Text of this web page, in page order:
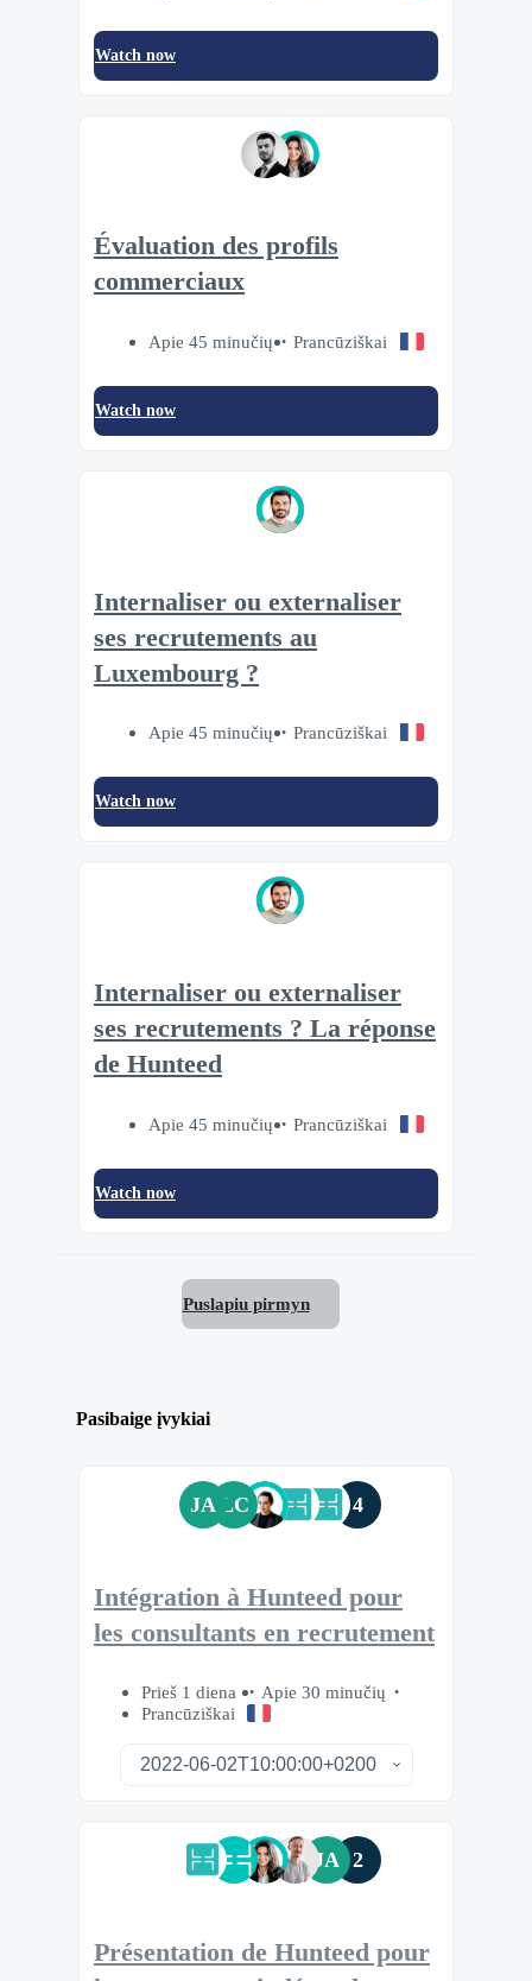
Watch now
Évaluation des profils
commerciaux
Apie 45 minučių Prancūziškai
Watch now
Internaliser ou externaliser
ses recrutements au
Luxembourg ?
Apie 45 minučių Prancūziškai
Watch now
Internaliser ou externaliser
ses recrutements ? La réponse
de Hunteed
Apie 45 minučių Prancūziškai
Watch now
Puslapiu pirmyn
Pasibaige įvykiai
JA LC 4
Intégration à Hunteed pour
les consultants en recrutement
Prieš 1 diena
Apie 30 minučių
Prancūziškai
JA 2
Présentation de Hunteed pour